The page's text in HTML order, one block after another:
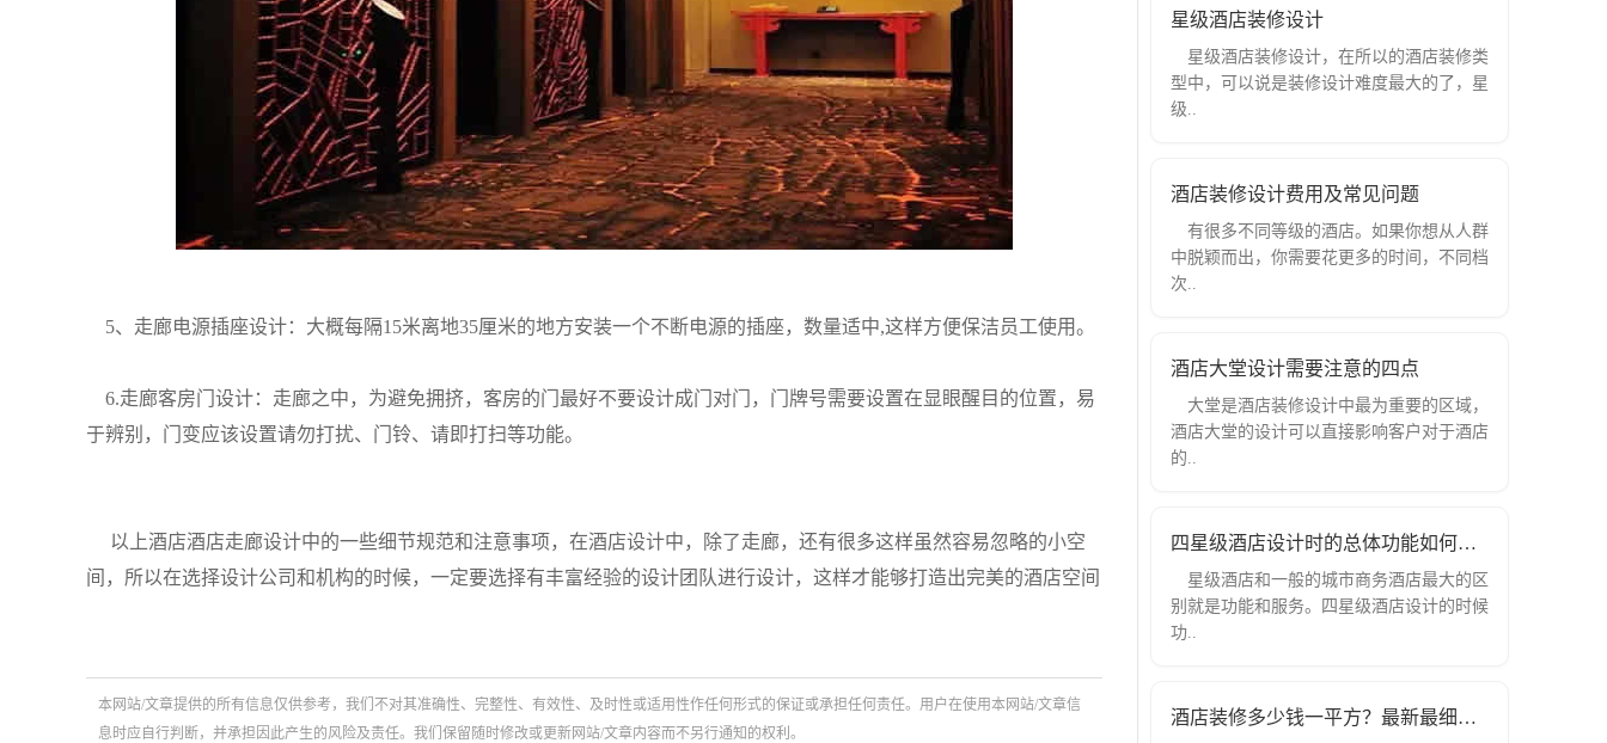
5、走廊电源插座设计：大概每隔15米离地35厘米的地方安装一个不断电源的插座，数量适中,这样方便保洁员工使用。
6.走廊客房门设计：走廊之中，为避免拥挤，客房的门最好不要设计成门对门，门牌号需要设置在显眼醒目的位置，易
于辨别，门变应该设置请勿打扰、门铃、请即打扫等功能。
以上酒店酒店走廊设计中的一些细节规范和注意事项，在酒店设计中，除了走廊，还有很多这样虽然容易忽略的小空
间，所以在选择设计公司和机构的时候，一定要选择有丰富经验的设计团队进行设计，这样才能够打造出完美的酒店空间
本网站/文章提供的所有信息仅供参考，我们不对其准确性、完整性、有效性、及时性或适用性作任何形式的保证或承担任何责任。用户在使用本网站/文章信
息时应自行判断，并承担因此产生的风险及责任。我们保留随时修改或更新网站/文章内容而不另行通知的权利。
星级酒店装修设计
星级酒店装修设计，在所以的酒店装修类
型中，可以说是装修设计难度最大的了，星
级..
酒店装修设计费用及常见问题
有很多不同等级的酒店。如果你想从人群
中脱颖而出，你需要花更多的时间，不同档
次..
酒店大堂设计需要注意的四点
大堂是酒店装修设计中最为重要的区域，
酒店大堂的设计可以直接影响客户对于酒店
的..
四星级酒店设计时的总体功能如何区分
星级酒店和一般的城市商务酒店最大的区
别就是功能和服务。四星级酒店设计的时候
功..
酒店装修多少钱一平方？最新最细的酒店